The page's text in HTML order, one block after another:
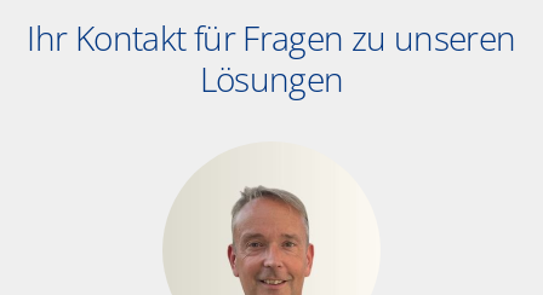
Ihr Kontakt für Fragen zu unseren
Lösungen